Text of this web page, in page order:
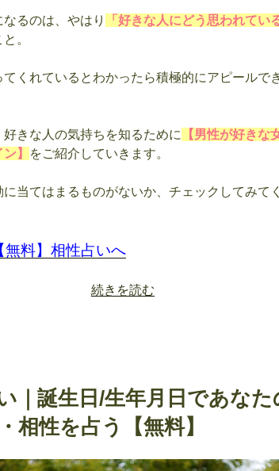
るのは、やはり
「好きな人にどう思われてい
。
てくれているとわかったら積極的にアピールで
好きな人の気持ちを知るために
【男性が好きな
】
をご紹介していきます。
当てはまるものがないか、チェックしてみて
無料】相性占いへ
“男
サ
イ
は
続きを読む
｜誕生日/生年月日であなた
相性を占う【無料】